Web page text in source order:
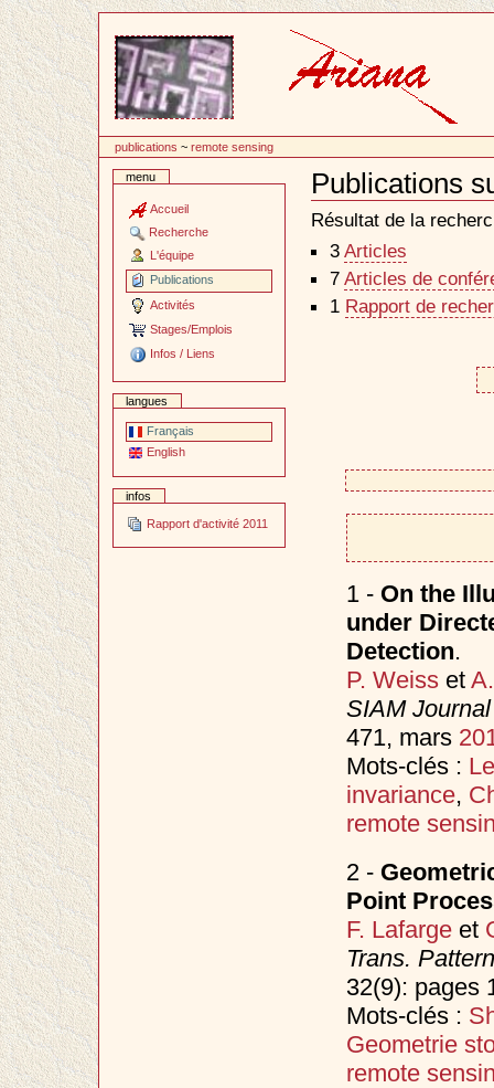
contenu
publications ~remote sensing
menu
Accueil
Recherche
L'équipe
Publications
Activités
Stages/Emplois
Infos / Liens
langues
Français
English
infos
Rapport d'activité 2011
Publications
Document
Actions
Résultat de la
3 Articles
7 Articles de
1 Rapport de
1 - On the
under
Detection.
P. Weisset
SIAM
471, mars
Mots-clés :
invariance,
remote
2 -
Point
F. Lafargeet
Trans.
32(9): pages
Mots-clés :
Geometrie
remote